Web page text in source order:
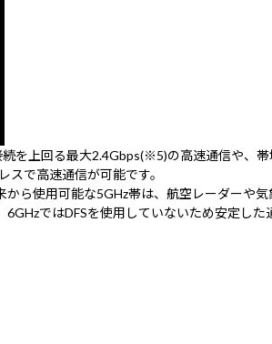
を上回る最大2.4Gbps(※5)の高速通信や、
で高速通信が可能です。
ら使用可能な5GHz帯は、航空レーダーや
ではDFSを使用していないため安定した